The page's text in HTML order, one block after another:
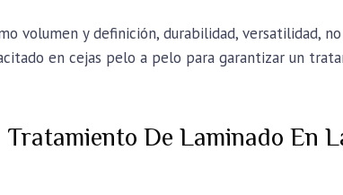
volumen y definición, durabilidad, versatilidad,
en cejas pelo a pelo para garantizar un
De Laminado En